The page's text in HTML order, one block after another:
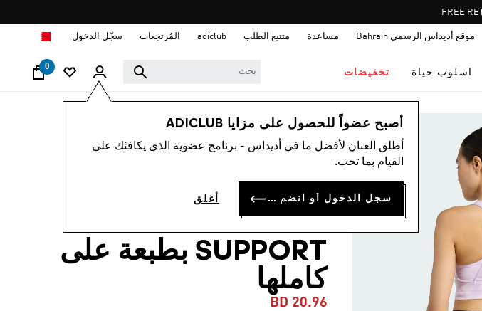
FREE
موقع أديداس الرسمي Bahrain مساعدة متتبع الطلب adiclub المُرتجعات سجّل الدخول
اسلوب حياة تخفيضات
0
أصبح عضواً للحصول على مزايا ADICLUB
أطلق العنان لأفضل ما في أديداس - برنامج عضوية الذي يكافئك على
القيام بما تحب.
سجل الدخول أو انضم الآن أغلق
النساء ملابس
POCKET MEDIUM-
SUPPORT بطبعة على
كاملها
BD 20.96